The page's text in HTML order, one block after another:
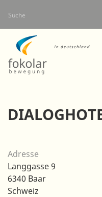
Suche
Adresse
Langgasse 9
6340 Baar
Schweiz